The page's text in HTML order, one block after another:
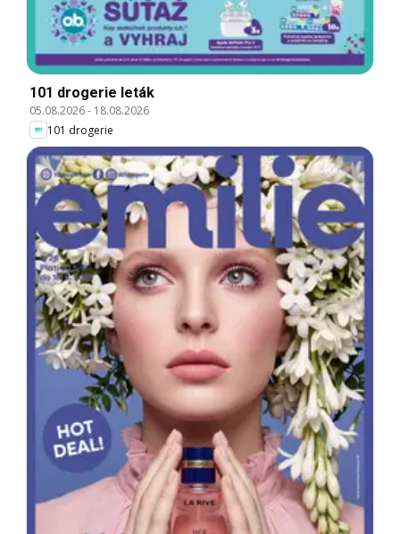
101 drogerie leták
05.08.2026- 18.08.2026
101 drogerie